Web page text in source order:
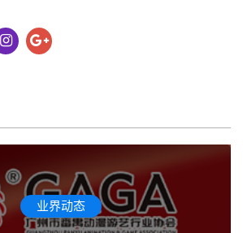
业界动态